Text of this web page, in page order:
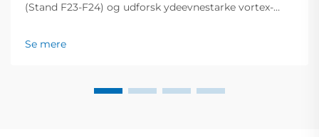
(Stand F23-F24) og udforsk ydeevnestarke vortex-
Se mere